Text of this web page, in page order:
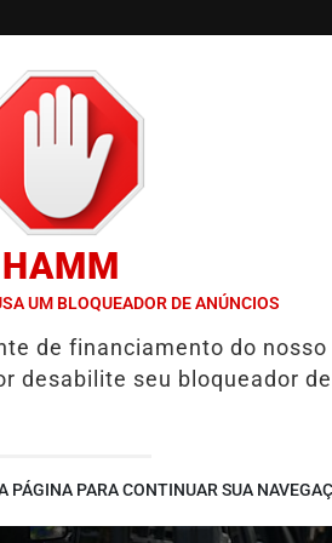
/ EMPREGOS
ANUNCIA TERESA LEITÃO COMO NOVA
HAMM
UM BLOQUEADOR DE ANÚNCIOS
de financiamento do nosso
desabilite seu bloqueador
PÁGINA PARA CONTINUAR SUA